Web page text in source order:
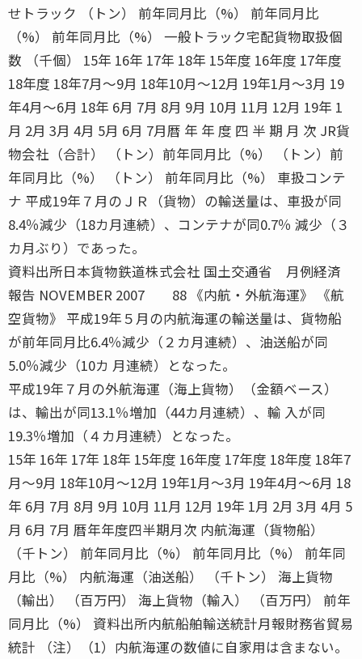
せトラック （トン） 前年同月比（%） 前年同月比
（%） 前年同月比（%） 一般トラック宅配貨物取扱個
数 （千個） 15年 16年 17年 18年 15年度 16年度 17年度
18年度 18年7月〜9月 18年10月〜12月 19年1月〜3月 19
年4月〜6月 18年 6月 7月 8月 9月 10月 11月 12月 19年 1
月 2月 3月 4月 5月 6月 7月暦 年 年 度 四 半 期 月 次 JR貨
物会社（合計） （トン）前年同月比（%） （トン）前
年同月比（%） （トン） 前年同月比（%） 車扱コンテ
ナ 平成19年７月のＪＲ（貨物）の輸送量は、車扱が同
8.4％減少（18カ月連続）、コンテナが同0.7％ 減少（３
カ月ぶり）であった。
資料出所日本貨物鉄道株式会社 国土交通省 月例経済
報告 NOVEMBER 2007 88 《内航・外航海運》 《航
空貨物》 平成19年５月の内航海運の輸送量は、貨物船
が前年同月比6.4％減少（２カ月連続）、油送船が同
5.0％減少（10カ 月連続）となった。
平成19年７月の外航海運（海上貨物）（金額ベース）
は、輸出が同13.1％増加（44カ月連続）、輸 入が同
19.3％増加（４カ月連続）となった。
15年 16年 17年 18年 15年度 16年度 17年度 18年度 18年7
月〜9月 18年10月〜12月 19年1月〜3月 19年4月〜6月 18
年 6月 7月 8月 9月 10月 11月 12月 19年 1月 2月 3月 4月 5
月 6月 7月 暦年年度四半期月次 内航海運（貨物船）
（千トン） 前年同月比（%） 前年同月比（%） 前年同
月比（%） 内航海運（油送船） （千トン） 海上貨物
（輸出） （百万円） 海上貨物（輸入） （百万円） 前年
同月比（%） 資料出所内航船舶輸送統計月報財務省貿易
統計 （注）（1）内航海運の数値に自家用は含まない。